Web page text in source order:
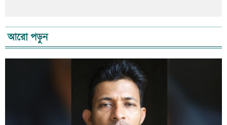
আরো পড়ুন